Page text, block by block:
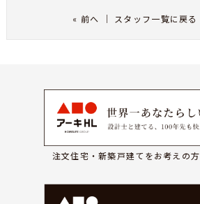
« 前へ ｜ スタッフ一覧に戻る
注文住宅・新築戸建てをお考えの方